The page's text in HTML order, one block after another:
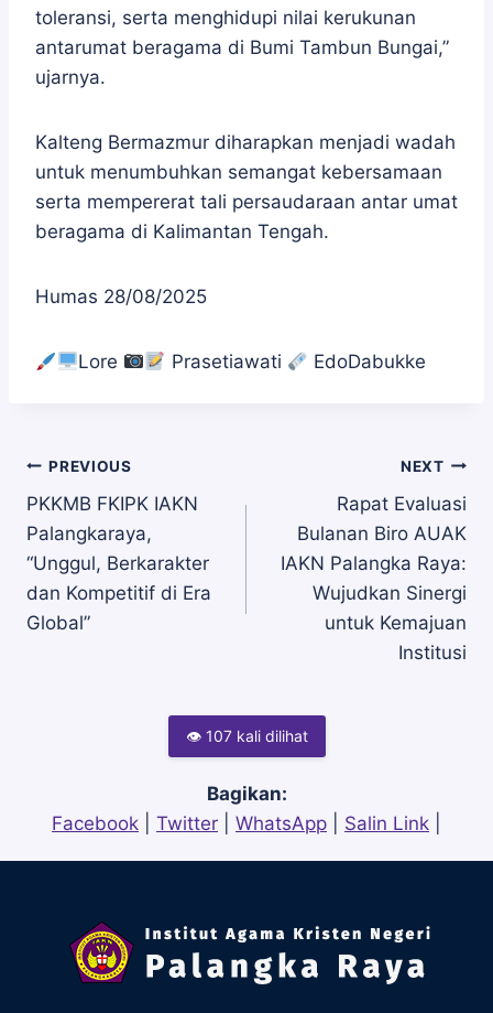
toleransi, serta menghidupi nilai kerukunan
antarumat beragama di Bumi Tambun Bungai,”
ujarnya.
Kalteng Bermazmur diharapkan menjadi wadah
untuk menumbuhkan semangat kebersamaan
serta mempererat tali persaudaraan antar umat
beragama di Kalimantan Tengah.
Humas 28/08/2025
Lore Prasetiawati EdoDabukke
Navigasi
pos
PREVIOUS
PKKMB FKIPK IAKN
Palangkaraya,
“Unggul, Berkarakter
dan Kompetitif di Era
Global”
NEXT
Rapat Evaluasi
Bulanan Biro AUAK
IAKN Palangka Raya:
Wujudkan Sinergi
untuk Kemajuan
Institusi
👁 107 kali dilihat
Bagikan:
Facebook
Twitter WhatsApp Salin Link